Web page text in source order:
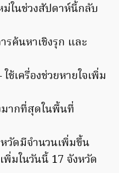
ในช่วงสัปดาห์นี้กลับ
ค้นหาเชิงรุก และ
เครื่องช่วยหายใจเพิ่ม
ากที่สุดในพื้นที่
วัดมีจำนวนเพิ่มขึ้น
มในวันนี้ 17 จังหวัด